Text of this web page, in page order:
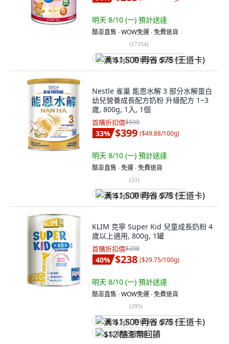
明天 8/10 (一) 預計送達
酷澎直售 ∙ WOW免運 ∙ 免費退貨
(17354)
满 $1,500 再省 $75 (王道卡)
Nestle 雀巢 能恩水解 3 部分水解蛋白
幼兒營養成長配方奶粉 升級配方 1~3
歲, 800g, 1入, 1個
首購折扣價$599
33% $399 ($49.88/100g)
明天 8/10 (一) 預計送達
酷澎直售 ∙ 免運 ∙ 免費退貨
(53)
满 $1,500 再省 $75 (王道卡)
KLIM 克寧 Super Kid 兒童成長奶粉 4
歲以上適用, 800g, 1罐
首購折扣價$398
40% $238 ($29.75/100g)
明天 8/10 (一) 預計送達
酷澎直售 ∙ WOW免運 ∙ 免費退貨
(295)
满 $1,500 再省 $75 (王道卡)
$12 酷澎幣回饋